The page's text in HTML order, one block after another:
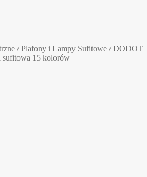
/Plafony i Lampy Sufitowe /DODOT
15 kolorów